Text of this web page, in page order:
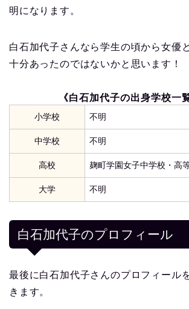
明になります。
白石加代子さんなら学生の頃から女優
十分あったのではないかと思います！
《白石加代子の出身学校一
小学校 不明
中学校 不明
高校 麹町学園女子中学校・高
大学 不明
白石加代子のプロフィール
最後に白石加代子さんのプロフィール
きます。